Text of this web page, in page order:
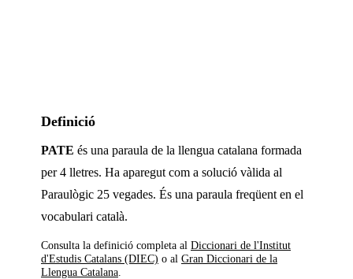
Definició
PATE és una paraula de la llengua catalana formada
per 4 lletres. Ha aparegut com a solució vàlida al
Paraulògic 25 vegades. És una paraula freqüent en el
vocabulari català.
Consulta la definició completa al Diccionari de l'Institut
d'Estudis Catalans (DIEC) o al Gran Diccionari de la
Llengua Catalana